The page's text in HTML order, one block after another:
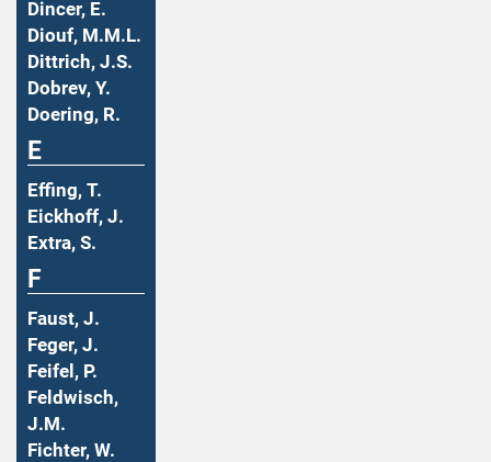
Dincer, E.
Diouf, M.M.L.
Dittrich, J.S.
Dobrev, Y.
Doering, R.
E
Effing, T.
Eickhoff, J.
Extra, S.
F
Faust, J.
Feger, J.
Feifel, P.
Feldwisch,
J.M.
Fichter, W.